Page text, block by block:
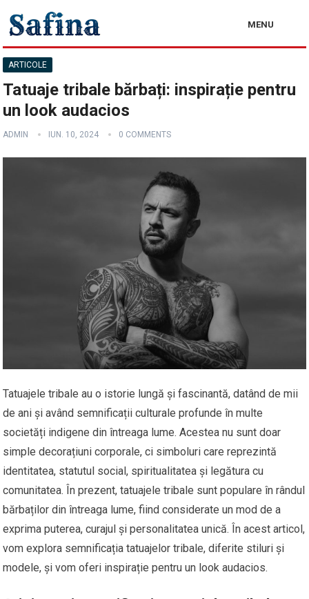
MENU
ARTICOLE
Tatuaje tribale bărbați: inspirație pentru
un look audacios
ADMIN IUN. 10, 2024 0 COMMENTS
Tatuajele tribale au o istorie lungă și fascinantă, datând de mii
de ani și având semnificații culturale profunde în multe
societăți indigene din întreaga lume. Acestea nu sunt doar
simple decorațiuni corporale, ci simboluri care reprezintă
identitatea, statutul social, spiritualitatea și legătura cu
comunitatea. În prezent, tatuajele tribale sunt populare în rândul
bărbaților din întreaga lume, fiind considerate un mod de a
exprima puterea, curajul și personalitatea unică. În acest articol,
vom explora semnificația tatuajelor tribale, diferite stiluri și
modele, și vom oferi inspirație pentru un look audacios.